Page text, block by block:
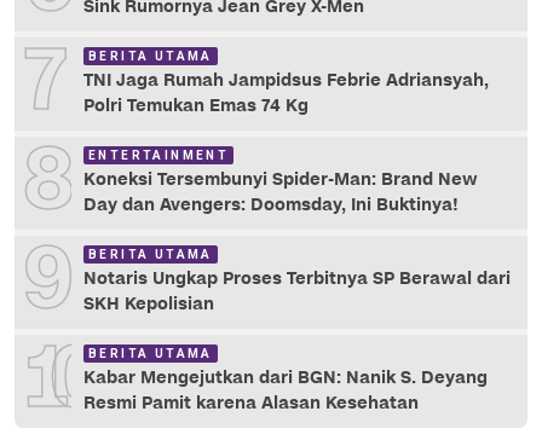
Sink Rumornya Jean Grey X-Men
7 BERITA UTAMA
TNI Jaga Rumah Jampidsus Febrie Adriansyah,
Polri Temukan Emas 74 Kg
8 ENTERTAINMENT
Koneksi Tersembunyi Spider-Man: Brand New
Day dan Avengers: Doomsday, Ini Buktinya!
9 BERITA UTAMA
Notaris Ungkap Proses Terbitnya SP Berawal dari
SKH Kepolisian
10 BERITA UTAMA
Kabar Mengejutkan dari BGN: Nanik S. Deyang
Resmi Pamit karena Alasan Kesehatan